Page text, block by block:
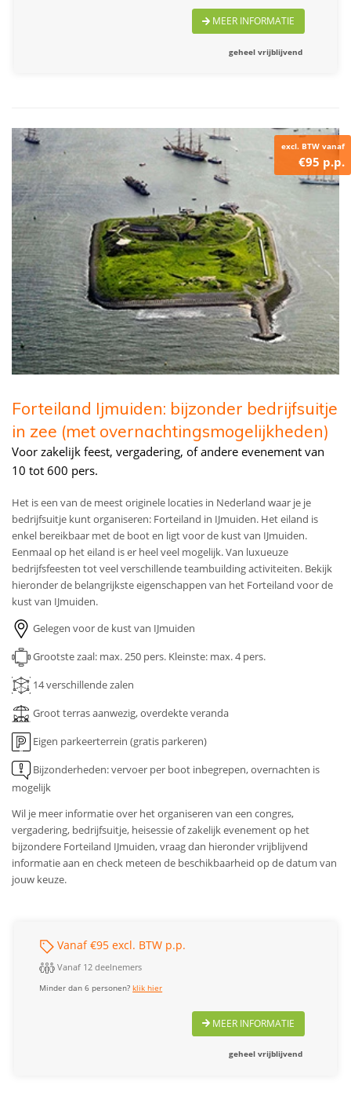
MEER INFORMATIE
geheel vrijblijvend
excl. BTW vanaf
€95 p.p.
Forteiland Ijmuiden: bijzonder bedrijfsuitje
in zee (met overnachtingsmogelijkheden)
Voor zakelijk feest, vergadering, of andere evenement van
10 tot 600 pers.
Het is een van de meest originele locaties in Nederland waar je je
bedrijfsuitje kunt organiseren: Forteiland in IJmuiden. Het eiland is
enkel bereikbaar met de boot en ligt voor de kust van IJmuiden.
Eenmaal op het eiland is er heel veel mogelijk. Van luxueuze
bedrijfsfeesten tot veel verschillende teambuilding activiteiten. Bekijk
hieronder de belangrijkste eigenschappen van het Forteiland voor de
kust van IJmuiden.
Gelegen voor de kust van IJmuiden
Grootste zaal: max. 250 pers. Kleinste: max. 4 pers.
14verschillende zalen
Groot terras aanwezig, overdekte veranda
Eigen parkeerterrein (gratis parkeren)
Bijzonderheden: vervoer per boot inbegrepen, overnachten is
mogelijk
Wil je meer informatie over het organiseren van een congres,
vergadering, bedrijfsuitje, heisessie of zakelijk evenement op het
bijzondere Forteiland IJmuiden, vraag dan hieronder vrijblijvend
informatie aan en check meteen de beschikbaarheid op de datum van
jouw keuze.
Vanaf €95 excl. BTW p.p.
Vanaf 12 deelnemers
Minder dan 6 personen?klik hier
MEER INFORMATIE
geheel vrijblijvend